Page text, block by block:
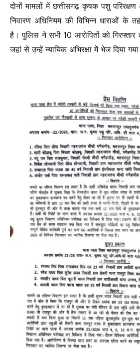
दोनों मामलों में छत्तीसगढ़ कृषक पशु
निवारण अधिनियम की विभिन्न धाराओं के
है। पुलिस ने सभी 10 आरोपितों को
जहां से उन्हें न्यायिक अभिरक्षा में भेज दिया